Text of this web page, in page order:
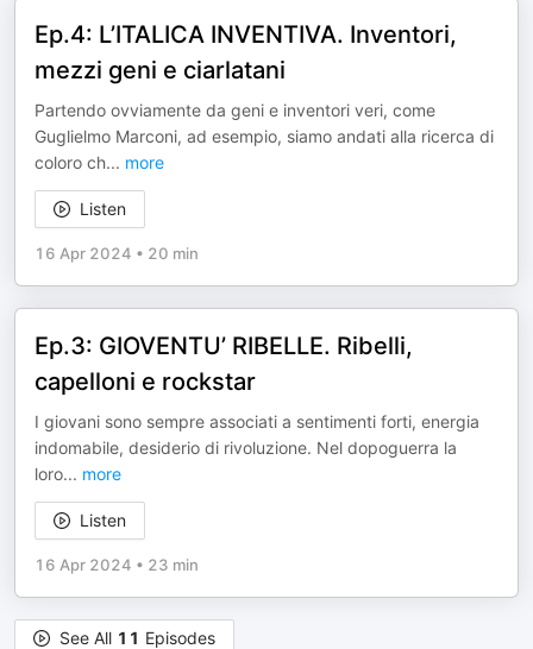
Ep.4: L’ITALICA INVENTIVA. Inventori,
mezzi geni e ciarlatani
Partendo ovviamente da geni e inventori veri, come
Guglielmo Marconi, ad esempio, siamo andati alla ricerca di
coloro ch... more
Listen
16 Apr 2024 • 20 min
Ep.3: GIOVENTU’ RIBELLE. Ribelli,
capelloni e rockstar
I giovani sono sempre associati a sentimenti forti, energia
indomabile, desiderio di rivoluzione. Nel dopoguerra la
loro... more
Listen
16 Apr 2024 • 23 min
See All 11 Episodes